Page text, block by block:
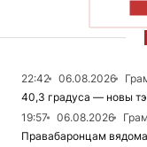
22:42 06.08.2026
40,3 градуса — новы
19:57
06.08.2026
Правабаронцам